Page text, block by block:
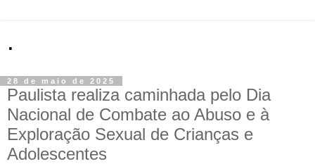
.
28 de maio de 2025
Paulista realiza caminhada pelo Dia
Nacional de Combate ao Abuso e à
Exploração Sexual de Crianças e
Adolescentes